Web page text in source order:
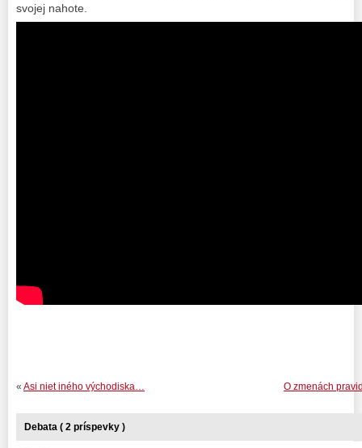
svojej nahote.
O zmenách
« Asi niet iného východiska…
Debata ( 2 príspevky )